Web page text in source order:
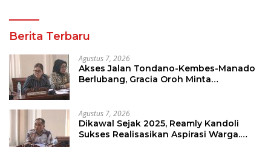
Berita Terbaru
Agustus 7, 2026
Akses Jalan Tondano-Kembes-Manado
Berlubang, Gracia Oroh Minta
Agustus 7, 2026
Dikawal Sejak 2025, Reamly Kandoli
Sukses Realisasikan Aspirasi Warga.